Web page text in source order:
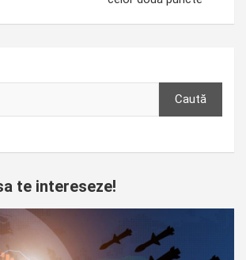
Caută
te intereseze!